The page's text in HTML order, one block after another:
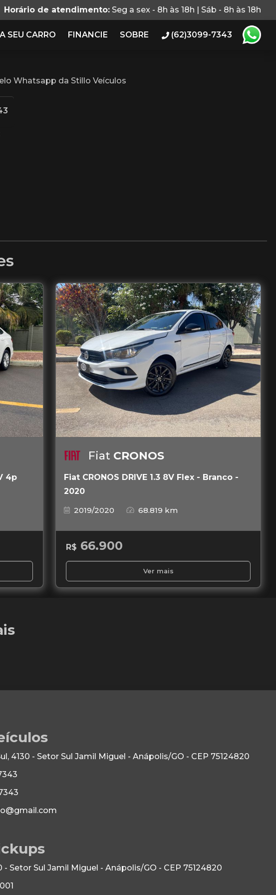
Horário de atendimento: Seg a sex - 8h às 18h | Sáb - 8h às 18h
SEU CARRO FINANCIE SOBRE (62)3099-7343
Whatsapp da Stillo Veículos
4p
Fiat CRONOS
Fiat CRONOS DRIVE 1.3 8V Flex - Branco -
2020
2019/2020
68.819 km
R$ 66.900
Ver mais
4130 - Setor Sul Jamil Miguel - Anápolis/GO - CEP 75124820
- Setor Sul Jamil Miguel - Anápolis/GO - CEP 75124820